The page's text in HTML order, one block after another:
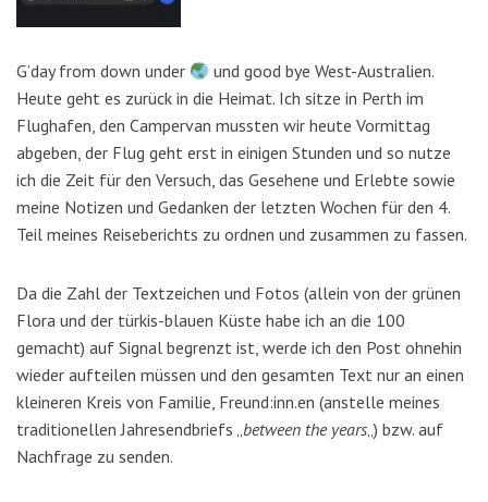
G’day from down under
und good bye West-Australien.
Heute geht es zurück in die Heimat. Ich sitze in Perth im
Flughafen, den Campervan mussten wir heute Vormittag
abgeben, der Flug geht erst in einigen Stunden und so nutze
ich die Zeit für den Versuch, das Gesehene und Erlebte sowie
meine Notizen und Gedanken der letzten Wochen für den 4.
Teil meines Reiseberichts zu ordnen und zusammen zu fassen.
Da die Zahl der Textzeichen und Fotos (allein von der grünen
Flora und der türkis-blauen Küste habe ich an die 100
gemacht) auf Signal begrenzt ist, werde ich den Post ohnehin
wieder aufteilen müssen und den gesamten Text nur an einen
kleineren Kreis von Familie, Freund:inn.en (anstelle meines
traditionellen Jahresendbriefs „between the years„) bzw. auf
Nachfrage zu senden.